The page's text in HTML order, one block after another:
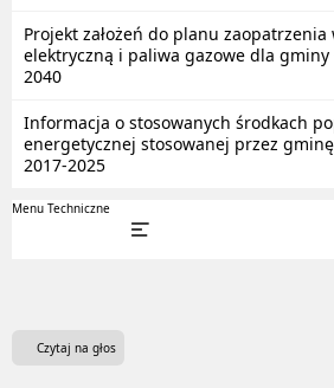
Projekt założeń do planu zaopatrzenia
elektryczną i paliwa gazowe dla gminy
2040
Informacja o stosowanych środkach
energetycznej stosowanej przez
2017-2025
Menu Techniczne
Czytaj na głos